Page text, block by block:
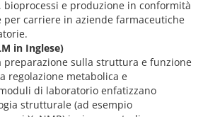
e produzione in conformità
per carriere in aziende farmaceutiche
in Inglese)
preparazione sulla struttura e funzione
regolazione metabolica e
di laboratorio enfatizzano
strutturale (ad esempio